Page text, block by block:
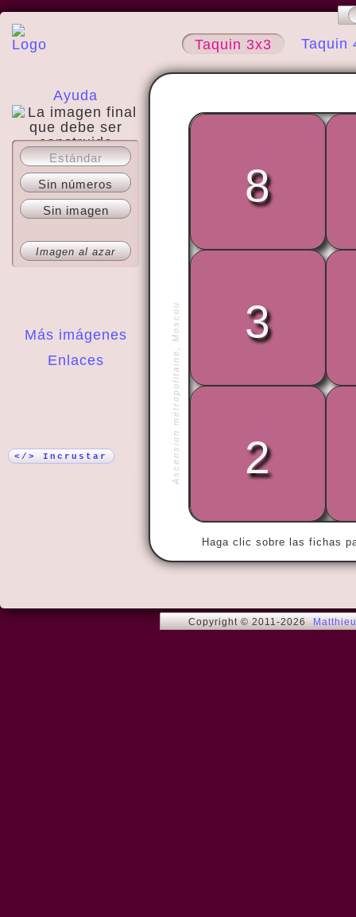
Taquin 3x3 Taquin
Ayuda
Acerca del sitio
Más imágenes
Enlaces
Estándar
Sin números
Sin imagen
Imagen al azar
</> Incrustar Ascension métropolitaine, Moscou
Haga clic sobre las fichas
no matter
8
3
2
Copyright © 2011-2026